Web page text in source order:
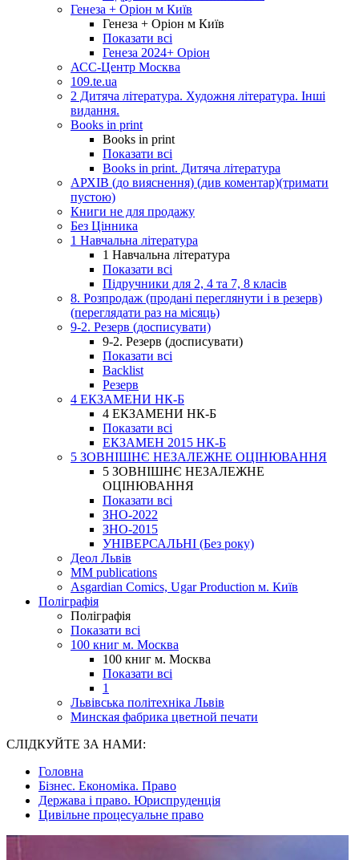
Генеза + Оріон м Київ
Генеза + Оріон м Київ
Показати всі
Генеза 2024+ Оріон
АСС-Центр Москва
109.te.ua
2 Дитяча література. Художня література. Інші
видання.
Books in print
Books in print
Показати всі
Books in print. Дитяча література
АРХІВ (до вияснення) (див коментар)(тримати
пустою)
Книги не для продажу
Без Цінника
1 Навчальна література
1 Навчальна література
Показати всі
Підручники для 2, 4 та 7, 8 класів
8. Розпродаж (продані переглянути і в резерв)
(переглядати раз на місяць)
9-2. Резерв (досписувати)
9-2. Резерв (досписувати)
Показати всі
Backlist
Резерв
4 ЕКЗАМЕНИ НК-Б
4 ЕКЗАМЕНИ НК-Б
Показати всі
ЕКЗАМЕН 2015 НК-Б
5 ЗОВНІШНЄ НЕЗАЛЕЖНЕ ОЦІНЮВАННЯ
5 ЗОВНІШНЄ НЕЗАЛЕЖНЕ
ОЦІНЮВАННЯ
Показати всі
ЗНО-2022
ЗНО-2015
УНІВЕРСАЛЬНІ (Без року)
Деол Львів
MM publications
Asgardian Comics, Ugar Production м. Київ
Поліграфія
Поліграфія
Показати всі
100 книг м. Москва
100 книг м. Москва
Показати всі
1
Львівська політехніка Львів
Минская фабрика цветной печати
СЛІДКУЙТЕ ЗА НАМИ:
Головна
Бізнес. Економіка. Право
Держава і право. Юриспруденція
Цивільне процесуальне право